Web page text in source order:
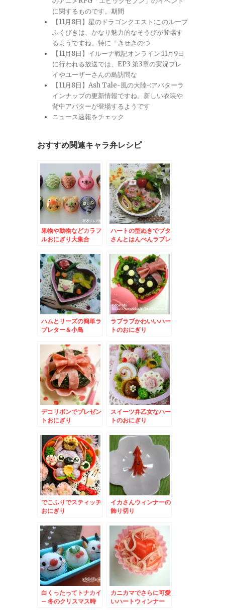
に関するものです。期間
【11月8日】星のドラゴンクエスト:このループ
ふくびきは、かなり魅力的なそうびが登場す
るようですね。特に「きせきのつ
【11月8日】イルーナ戦記オンライン:11月9日
に行われる放送では、EP3 第3章の実況プレ
イやユーザーさんの島訪問な
【11月8日】Ash Tale-風の大陸-:アバターラ
インナップの更新情報ですね。新しい衣装や
背中アバターが登場するようです
ニュース速報をチェック
おすすめ関連キャラ弁レシピ
果物や動物などカラフ
ルおにぎり大集合
ハートの型ぬきでブタ
さんとはんぺんラブレ
ハムとリーズの簡単ラ
ブレター＆小鳥
ラブラブかわいいハー
トのおにぎり
デコリボンでプレゼン
トおにぎり
スイーツ弁乙女なハー
トのおにぎり
でこふりでスティッチ
おにぎり
イカさんウィンナーの
飾り切り
白くったってトナカイ
– 冬のクリスマス時
カニカマでさらに可愛
いハートウィンナー